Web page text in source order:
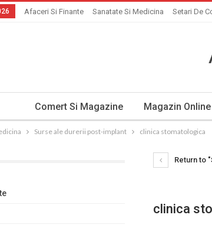
Afaceri Si Finante Sanatate Si Medicina Setari De
Comert Si Magazine Magazin Online
Surse ale durerii post-implant clinica stomatologica
Return to
clinica